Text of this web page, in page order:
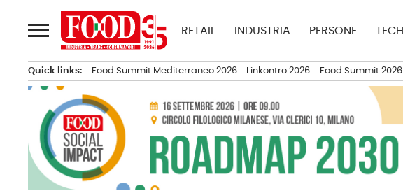
al
contenuto
RETAIL INDUSTRIA PERSONE TECH
Quick links: Food Summit Mediterraneo 2026 Linkontro 2026 Food Summit 2026